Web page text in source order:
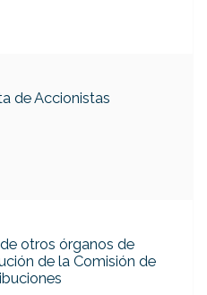
de Accionistas
otros órganos de
de la Comisión de